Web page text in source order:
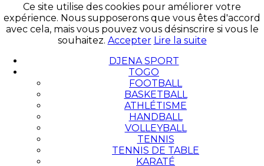
Ce site utilise des cookies pour améliorer votre
expérience. Nous supposerons que vous êtes d'accord
avec cela, mais vous pouvez vous désinscrire si vous le
souhaitez. Accepter Lire la suite
DJENA SPORT
TOGO
FOOTBALL
BASKETBALL
ATHLÉTISME
HANDBALL
VOLLEYBALL
TENNIS
TENNIS DE TABLE
KARATÉ